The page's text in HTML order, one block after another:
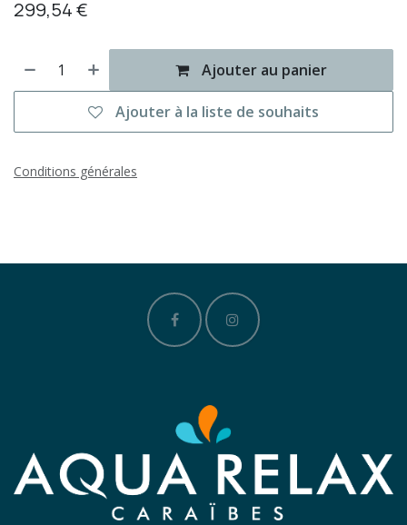
299,54€
Ajouter au panier
Ajouter à la liste de souhaits
Conditions générales